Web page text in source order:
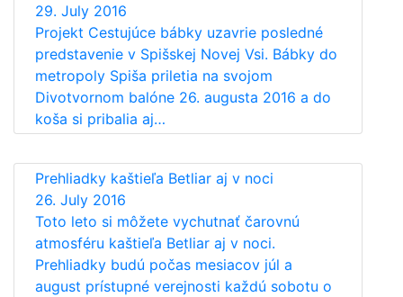
29. July 2016
Projekt Cestujúce bábky uzavrie posledné
predstavenie v Spišskej Novej Vsi. Bábky do
metropoly Spiša priletia na svojom
Divotvornom balóne 26. augusta 2016 a do
koša si pribalia aj…
Prehliadky kaštieľa Betliar aj v noci
26. July 2016
Toto leto si môžete vychutnať čarovnú
atmosféru kaštieľa Betliar aj v noci.
Prehliadky budú počas mesiacov júl a
august prístupné verejnosti každú sobotu o